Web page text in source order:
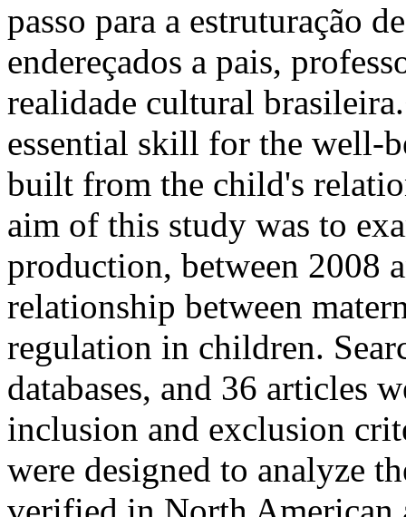
passo para a estruturação
endereçados a pais,
realidade cultural
essential skill for the well-
built from the child's
aim of this study was to
production, between 2008
relationship between
regulation in children.
databases, and 36 articles
inclusion and exclusion
were designed to analyze